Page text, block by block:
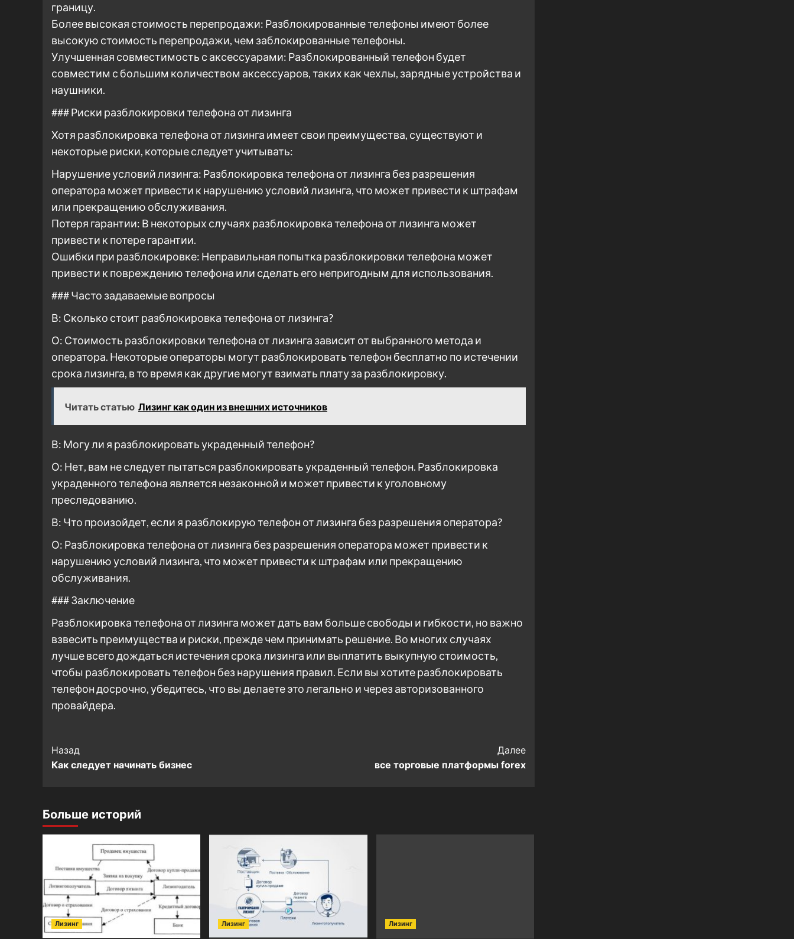
границу.
Более высокая стоимость перепродажи: Разблокированные телефоны имеют более
высокую стоимость перепродажи, чем заблокированные телефоны.
Улучшенная совместимость с аксессуарами: Разблокированный телефон будет
совместим с большим количеством аксессуаров, таких как чехлы, зарядные устройства и
наушники.
### Риски разблокировки телефона от лизинга
Хотя разблокировка телефона от лизинга имеет свои преимущества, существуют и
некоторые риски, которые следует учитывать:
Нарушение условий лизинга: Разблокировка телефона от лизинга без разрешения
оператора может привести к нарушению условий лизинга, что может привести к штрафам
или прекращению обслуживания.
Потеря гарантии: В некоторых случаях разблокировка телефона от лизинга может
привести к потере гарантии.
Ошибки при разблокировке: Неправильная попытка разблокировки телефона может
привести к повреждению телефона или сделать его непригодным для использования.
### Часто задаваемые вопросы
В: Сколько стоит разблокировка телефона от лизинга?
О: Стоимость разблокировки телефона от лизинга зависит от выбранного метода и
оператора. Некоторые операторы могут разблокировать телефон бесплатно по истечении
срока лизинга, в то время как другие могут взимать плату за разблокировку.
Читать статью Лизинг как один из внешних источников
В: Могу ли я разблокировать украденный телефон?
О: Нет, вам не следует пытаться разблокировать украденный телефон. Разблокировка
украденного телефона является незаконной и может привести к уголовному
преследованию.
В: Что произойдет, если я разблокирую телефон от лизинга без разрешения оператора?
О: Разблокировка телефона от лизинга без разрешения оператора может привести к
нарушению условий лизинга, что может привести к штрафам или прекращению
обслуживания.
### Заключение
Разблокировка телефона от лизинга может дать вам больше свободы и гибкости, но важно
взвесить преимущества и риски, прежде чем принимать решение. Во многих случаях
лучше всего дождаться истечения срока лизинга или выплатить выкупную стоимость,
чтобы разблокировать телефон без нарушения правил. Если вы хотите разблокировать
телефон досрочно, убедитесь, что вы делаете это легально и через авторизованного
провайдера.
Post
Navigation
Назад
Как следует начинать бизнес
Далее
все торговые платформы forex
Больше историй
Лизинг Лизинг Лизинг